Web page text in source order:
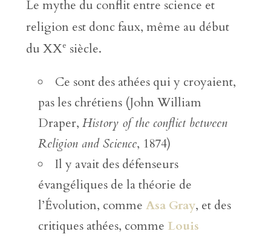
Le mythe du conflit entre science et
religion est donc faux, même au début
du XXe siècle.
Ce sont des athées qui y croyaient,
pas les chrétiens (John William
Draper, History of the conflict between
Religion and Science, 1874)
Il y avait des défenseurs
évangéliques de la théorie de
l’Évolution, comme Asa Gray, et des
critiques athées, comme Louis